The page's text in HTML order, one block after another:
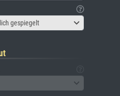
gespiegelt